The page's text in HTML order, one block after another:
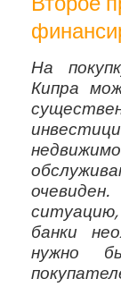
На
Кипра
банки
нужно